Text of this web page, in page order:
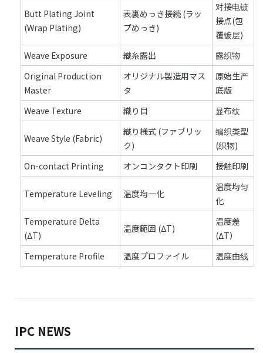
Butt Plating Joint
(Wrap Plating)
表裏めっき接続 (ラッ
プめっき)
对接电镀
接点(包
覆镀层)
Weave Exposure
織糸露出
露织物
Original Production
Master
オリジナル製造用マス
タ
原始生产
底版
Weave Texture
織り目 显布纹
Weave Style (Fabric)
織り様式 (ファブリッ
ク)
编织类型
(织物)
On-contact Printing
オンコンタクト印刷 接触印刷
Temperature Leveling 温度均一化
温度均匀
化
Temperature Delta
(ΔT)
温度範囲 (ΔT)
温度差
(ΔT）
Temperature Profile
温度プロファイル 温度曲线
IPC NEWS